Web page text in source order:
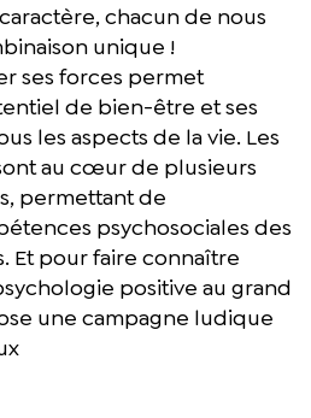
chacun de nous
unique !
ses forces permet
de bien-être et ses
les aspects de la vie. Les
au cœur de plusieurs
permettant de
psychosociales des
Et pour faire connaître
positive au grand
une campagne ludique